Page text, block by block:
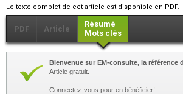
Le texte complet de cet article est disponible en PDF.
PDF Article
Résumé
Mots clés
Bienvenue sur EM-consulte, la référence
Article gratuit.
Connectez-vous pour en bénéficier!